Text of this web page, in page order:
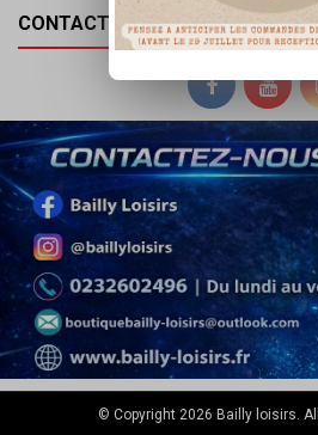
CONTACT
© Copyright 2026 Bailly loisirs.